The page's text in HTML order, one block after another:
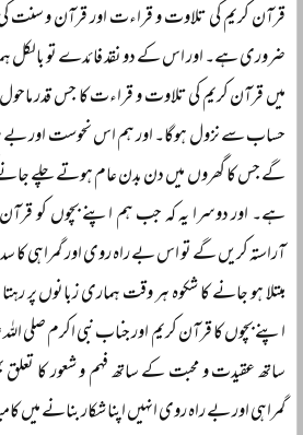
قرآن کریم کی تلاوت و قراءت اور قرآن و سنت کی
ضروری ہے۔ اور اس کے دو نقد فائدے تو بالکل
میں قرآن کریم کی تلاوت و قراءت کا جس قدر ماحول
حساب سے نزول ہوگا۔ اور ہم اس نحوست اور
گے جس کا گھروں میں دن بدن عام ہوتے چلے
ہے۔ اور دوسرا یہ کہ جب ہم اپنے بچوں کو
آراستہ کریں گے تو اس بے راہ روی اور گمراہی
مبتلا ہو جانے کا شکوہ ہر وقت ہماری زبانوں پر
اپنے بچوں کا قرآن کریم اور جناب نبی اکرم صلی
ساتھ عقیدت و محبت کے ساتھ فہم و شعور کا تعلق
گمراہی اور بے راہ روی انہیں اپنا شکار بنانے میں